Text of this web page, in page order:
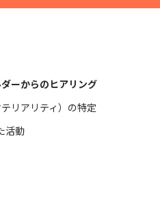
ーからのヒアリング
リアリティ）の特定
活動